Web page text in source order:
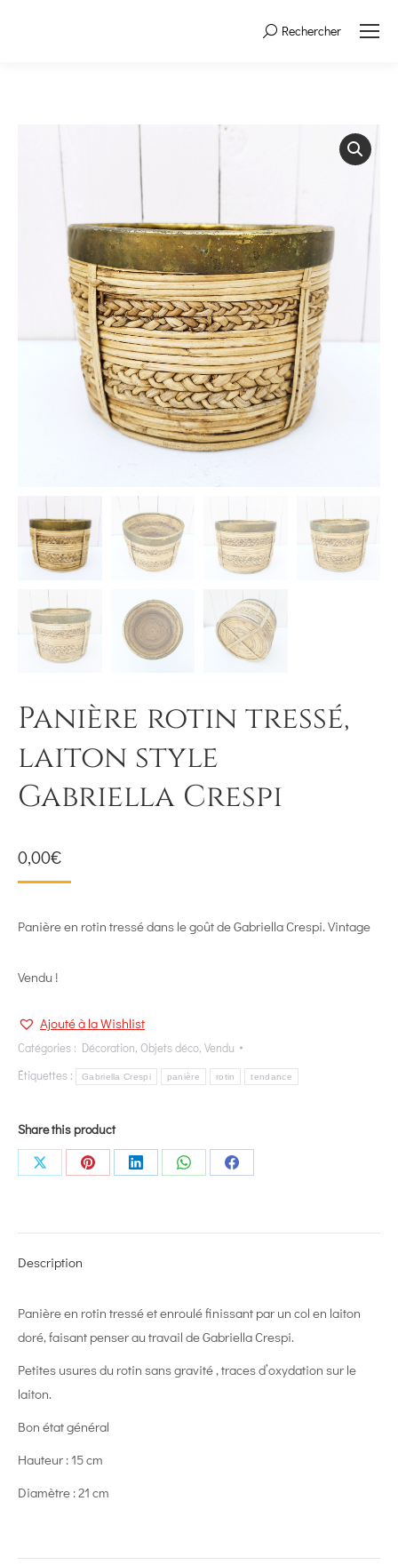
Search:Rechercher
Panière rotin tressé,
laiton style
Gabriella Crespi
0,00€
Panière en rotin tressé dans le goût de Gabriella Crespi. Vintage
Vendu !
Ajouté à la Wishlist
Catégories : Décoration, Objets déco, Vendu
Étiquettes :
Gabriella Crespi panière rotin tendance
Share this product
Share
Share
Share
Share
Share
Description
Panière en rotin tressé et enroulé finissant par un col en laiton
doré, faisant penser au travail de Gabriella Crespi.
Petites usures du rotin sans gravité , traces d’oxydation sur le
laiton.
Bon état général
Hauteur : 15 cm
Diamètre : 21 cm